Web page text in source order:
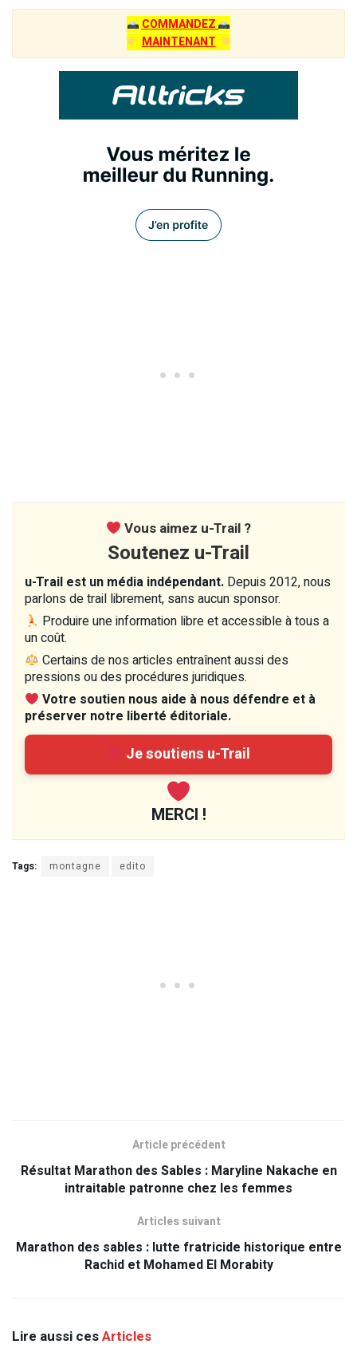
COMMANDEZ
MAINTENANT
Vous aimez u-Trail ?
Soutenez u-Trail
u-Trail est un média indépendant. Depuis 2012, nous
parlons de trail librement, sans aucun sponsor.
Produire une information libre et accessible à tous a
un coût.
Certains de nos articles entraînent aussi des
pressions ou des procédures juridiques.
Votre soutien nous aide à nous défendre et à
préserver notre liberté éditoriale.
Je soutiens u-Trail
MERCI !
Tags: montagne edito
Article précédent
Résultat Marathon des Sables : Maryline Nakache en
intraitable patronne chez les femmes
Articles suivant
Marathon des sables : lutte fratricide historique entre
Rachid et Mohamed El Morabity
Lire aussi cesArticles